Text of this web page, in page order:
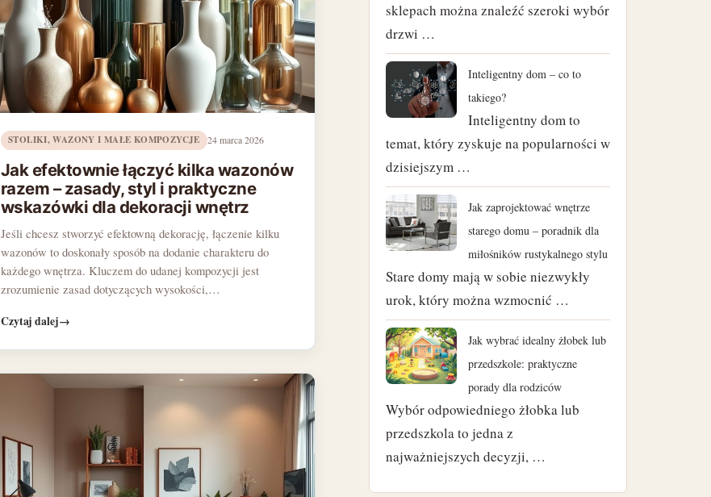
STOLIKI, WAZONY I MAŁE KOMPOZYCJE 24 marca 2026
Jak efektownie łączyć kilka wazonów
razem – zasady, styl i praktyczne
wskazówki dla dekoracji wnętrz
Jeśli chcesz stworzyć efektowną dekorację, łączenie kilku
wazonów to doskonały sposób na dodanie charakteru do
każdego wnętrza. Kluczem do udanej kompozycji jest
zrozumienie zasad dotyczących wysokości,…
Czytaj dalej→
kwiecień 2024
marzec 2024
luty 2024
listopad 2023
październik 2023
czerwiec 2023
marzec 2023
luty 2023
styczeń 2023
listopad 2022
sklepach można znaleźć szeroki wybór
drzwi …
Inteligentny dom – co to
takiego?
Inteligentny dom to
temat, który zyskuje na popularności w
dzisiejszym …
Jak zaprojektować wnętrze
starego domu – poradnik dla
miłośników rustykalnego stylu
Stare domy mają w sobie niezwykły
urok, który można wzmocnić …
Jak wybrać idealny żłobek lub
przedszkole: praktyczne
porady dla rodziców
Wybór odpowiedniego żłobka lub
przedszkola to jedna z
najważniejszych decyzji, …